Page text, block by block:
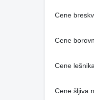
Cene
Cene
Cene
Cene šljiva